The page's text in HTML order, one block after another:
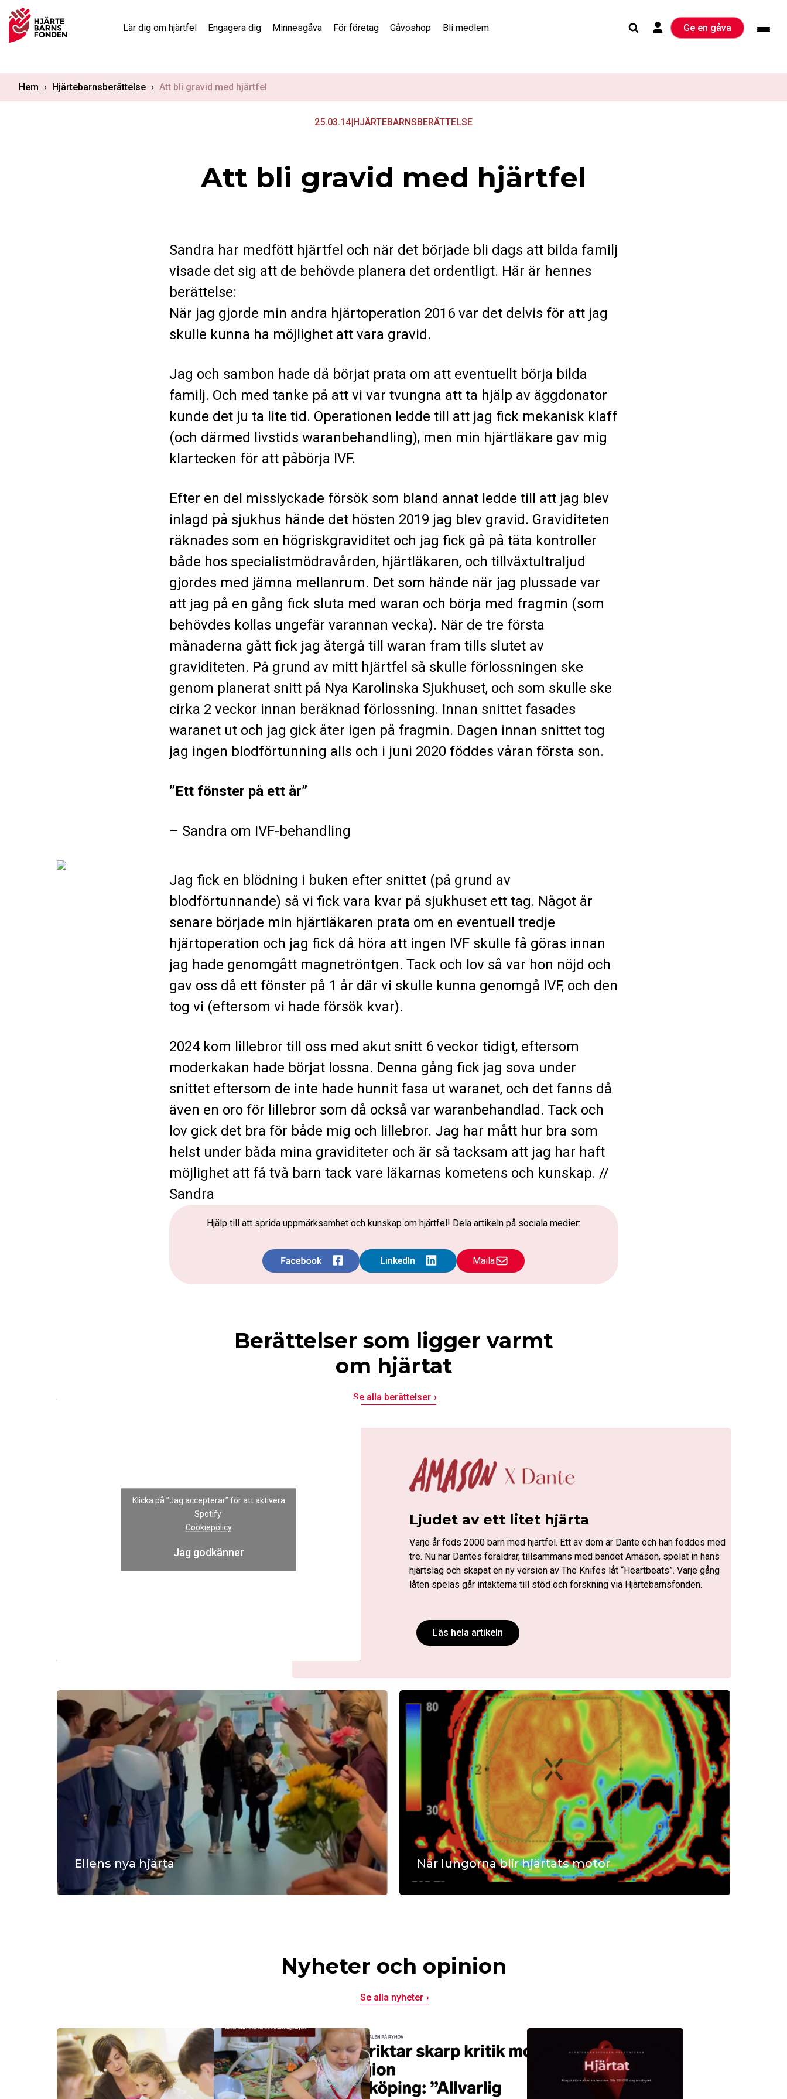
content
Lär dig om hjärtfel Engagera dig Minnesgåva För företag Gåvoshop Bli medlem Ge en gåva
Hem › Hjärtebarnsberättelse › Att bli gravid med hjärtfel
25.03.14|HJÄRTEBARNSBERÄTTELSE
Att bli gravid med hjärtfel
Sandra har medfött hjärtfel och när det började bli dags att bilda familj
visade det sig att de behövde planera det ordentligt. Här är hennes
berättelse:
När jag gjorde min andra hjärtoperation 2016 var det delvis för att jag
skulle kunna ha möjlighet att vara gravid.
Jag och sambon hade då börjat prata om att eventuellt börja bilda
familj. Och med tanke på att vi var tvungna att ta hjälp av äggdonator
kunde det ju ta lite tid. Operationen ledde till att jag fick mekanisk klaff
(och därmed livstids waranbehandling), men min hjärtläkare gav mig
klartecken för att påbörja IVF.
Efter en del misslyckade försök som bland annat ledde till att jag blev
inlagd på sjukhus hände det hösten 2019 jag blev gravid. Graviditeten
räknades som en högriskgraviditet och jag fick gå på täta kontroller
både hos specialistmödravården, hjärtläkaren, och tillväxtultraljud
gjordes med jämna mellanrum. Det som hände när jag plussade var
att jag på en gång fick sluta med waran och börja med fragmin (som
behövdes kollas ungefär varannan vecka). När de tre första
månaderna gått fick jag återgå till waran fram tills slutet av
graviditeten. På grund av mitt hjärtfel så skulle förlossningen ske
genom planerat snitt på Nya Karolinska Sjukhuset, och som skulle ske
cirka 2 veckor innan beräknad förlossning. Innan snittet fasades
waranet ut och jag gick åter igen på fragmin. Dagen innan snittet tog
jag ingen blodförtunning alls och i juni 2020 föddes våran första son.
”Ett fönster på ett år”
– Sandra om IVF-behandling
Jag fick en blödning i buken efter snittet (på grund av
blodförtunnande) så vi fick vara kvar på sjukhuset ett tag. Något år
senare började min hjärtläkaren prata om en eventuell tredje
hjärtoperation och jag fick då höra att ingen IVF skulle få göras innan
jag hade genomgått magnetröntgen. Tack och lov så var hon nöjd och
gav oss då ett fönster på 1 år där vi skulle kunna genomgå IVF, och den
tog vi (eftersom vi hade försök kvar).
2024 kom lillebror till oss med akut snitt 6 veckor tidigt, eftersom
moderkakan hade börjat lossna. Denna gång fick jag sova under
snittet eftersom de inte hade hunnit fasa ut waranet, och det fanns då
även en oro för lillebror som då också var waranbehandlad. Tack och
lov gick det bra för både mig och lillebror. Jag har mått hur bra som
helst under båda mina graviditeter och är så tacksam att jag har haft
möjlighet att få två barn tack vare läkarnas kometens och kunskap. //
Sandra
Hjälp till att sprida uppmärksamhet och kunskap om hjärtfel! Dela artikeln på sociala medier:
Maila
Berättelser som ligger varmt
om hjärtat
Se alla berättelser
Klicka på ”Jag accepterar” för att aktivera
Spotify
Cookiepolicy
Jag godkänner
Ljudet av ett litet hjärta
Varje år föds 2000 barn med hjärtfel. Ett av dem är Dante och han föddes med
tre. Nu har Dantes föräldrar, tillsammans med bandet Amason, spelat in hans
hjärtslag och skapat en ny version av The Knifes låt “Heartbeats”. Varje gång
låten spelas går intäkterna till stöd och forskning via Hjärtebarnsfonden.
Läs hela artikeln
Ellens nya hjärta När lungorna blir hjärtats motor
från Göteborg hur blodflöde, ork, träning och
följdsjukdomar hänger ihop och hur ökad kunskap kan
bättre mående och bättre framtidsutsikter.
Nyheter och opinion
Se alla nyheter